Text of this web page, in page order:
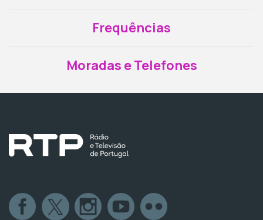
Frequências
Moradas e Telefones